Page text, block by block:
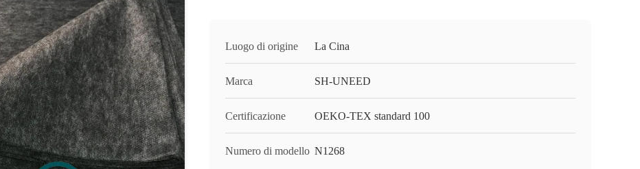
Luogo di origine La Cina
Marca SH-UNEED
Certificazione OEKO-TEX standard 100
Numero di modello N1268